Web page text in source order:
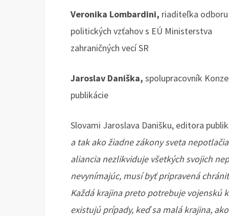
Veronika Lombardini, riaditeľka odboru
politických vzťahov s EÚ Ministerstva
zahraničných vecí SR
Jaroslav Daniška, spolupracovník
publikácie
Slovami Jaroslava Danišku, editora
a tak ako žiadne zákony sveta
aliancia nezlikviduje všetkých svojich
nevynímajúc, musí byť pripravená
Každá krajina preto potrebuje vojenskú
existujú prípady, keď sa malá krajina,